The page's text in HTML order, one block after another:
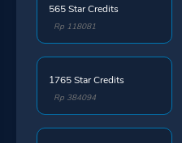
565 Star Credits
Rp 118081
1765 Star Credits
Rp 384094